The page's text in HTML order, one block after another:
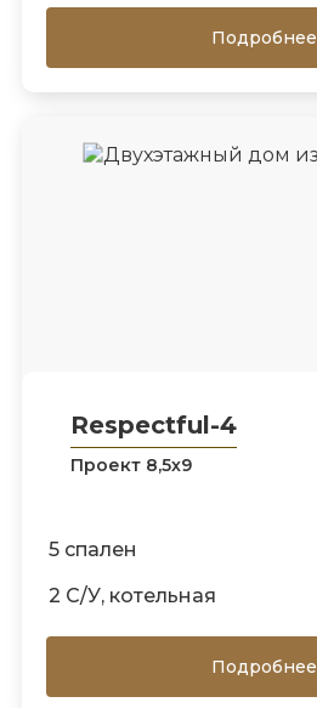
Подробнее
Respectful-4
Проект 8,5х9
5 спален
2 С/У, котельная
Подробнее